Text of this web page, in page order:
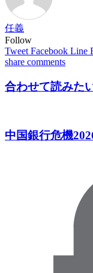
任義
Follow
Tweet Facebook Line
share comments
合わせて読みた
中国銀行危機